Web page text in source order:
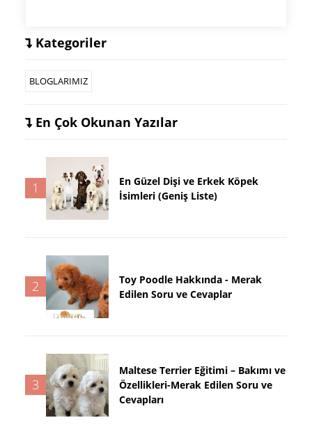
Kategoriler
BLOGLARIMIZ
En Çok Okunan Yazılar
1
En Güzel Dişi ve Erkek Köpek
İsimleri (Geniş Liste)
2
Toy Poodle Hakkında - Merak
Edilen Soru ve Cevaplar
3
Maltese Terrier Eğitimi – Bakımı ve
Özellikleri-Merak Edilen Soru ve
Cevapları